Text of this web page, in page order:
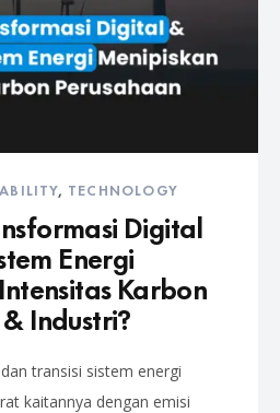
, TECHNOLOGY
Digital
Energi
Karbon
Industri?
transisi sistem energi
kaitannya dengan emisi